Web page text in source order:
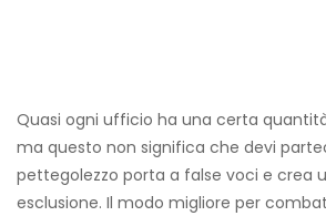
Quasi ogni ufficio ha una certa
ma questo non significa che devi
pettegolezzo porta a false voci e crea
esclusione. Il modo migliore per